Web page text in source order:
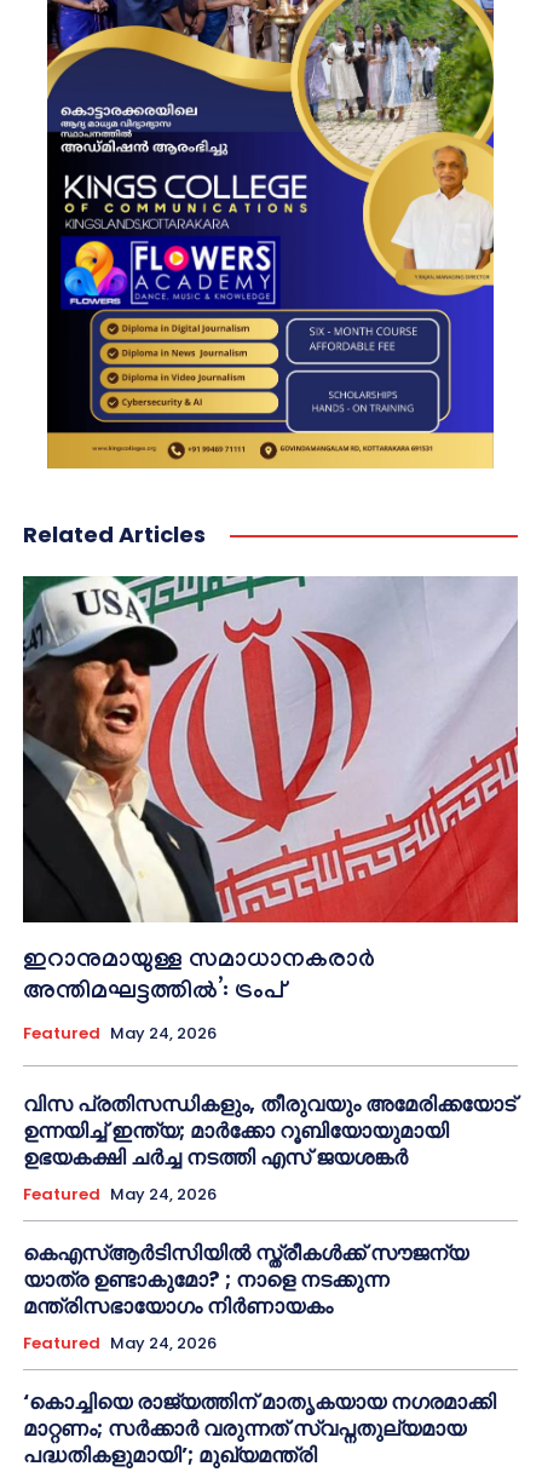
Related Articles
ഇറാനുമായുള്ള സമാധാനകരാർ
അന്തിമഘട്ടത്തിൽ‌’: ട്രംപ്
Featured May 24, 2026
വിസ പ്രതിസന്ധികളും, തീരുവയും അമേരിക്കയോട്
ഉന്നയിച്ച് ഇന്ത്യ; മാർക്കോ റൂബിയോയുമായി
ഉഭയകക്ഷി ചർച്ച നടത്തി എസ് ജയശങ്കർ
Featured May 24, 2026
കെഎസ്ആർടിസിയിൽ സ്ത്രീകൾക്ക് സൗജന്യ
യാത്ര ഉണ്ടാകുമോ? ; നാളെ നടക്കുന്ന
മന്ത്രിസഭായോഗം നിർണായകം
Featured May 24, 2026
‘കൊച്ചിയെ രാജ്യത്തിന് മാതൃകയായ നഗരമാക്കി
മാറ്റണം; സർക്കാർ വരുന്നത് സ്വപ്നതുല്യമായ
പദ്ധതികളുമായി’; മുഖ്യമന്ത്രി